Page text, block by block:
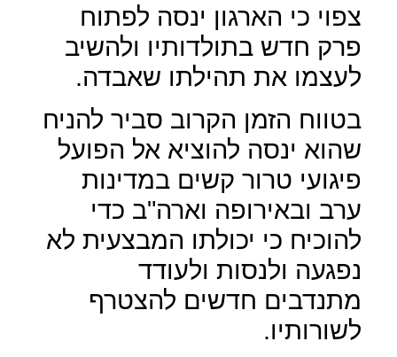
צפוי כי הארגון ינסה לפתוח
פרק חדש בתולדותיו ולהשיב
לעצמו את תהילתו שאבדה.
בטווח הזמן הקרוב סביר להניח
שהוא ינסה להוציא אל הפועל
פיגועי טרור קשים במדינות
ערב ובאירופה וארה"ב כדי
להוכיח כי יכולתו המבצעית לא
נפגעה ולנסות ולעודד
מתנדבים חדשים להצטרף
לשורותיו.